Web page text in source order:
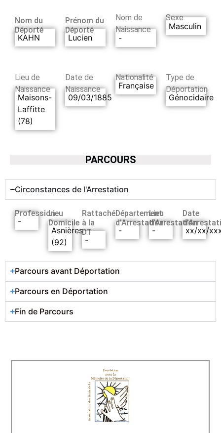
Nom du
Déporté
KAHN
Prénom du
Déporté
Lucien
Nom de
Naissance
-
Sexe
Masculin
Lieu de
Naissance
Maisons-
Laffitte
(78)
Date de
Naissance
09/03/1885
Nationalité
Française
Type de
Déportation
Génocidaire
PARCOURS
Circonstances de l'Arrestation
Profession
-
Lieu
Domicile
Asnières
(92)
Rattaché
à la
DT
-
Département
d’Arrestation
-
Lieu
d’Arrestation
-
Date
xx/xx/
Parcours avant Déportation
Parcours en Déportation
Fin de Parcours